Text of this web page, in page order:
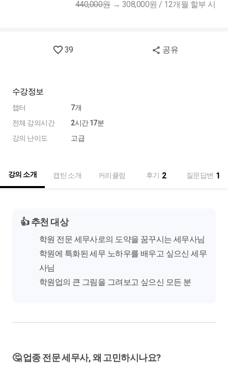
440,000원 → 308,000원 / 12개월 할부 시
39 공유
수강정보
챕터
전체 강의시간
강의 난이도
7개
2시간 17분
고급
강의 소개 캡틴 소개 커리큘럼 후기 2 질문답변 1
👍 추천 대상
학원 전문 세무사로의 도약을 꿈꾸시는 세무사님
학원에 특화된 세무 노하우를 배우고 싶으신 세무
사님
학원업의 큰 그림을 그려보고 싶으신 모든 분
🤔 업종 전문 세무사, 왜 고민하시나요?